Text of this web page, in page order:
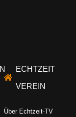
ECHTZEIT
VEREIN
Über Echtzeit-TV